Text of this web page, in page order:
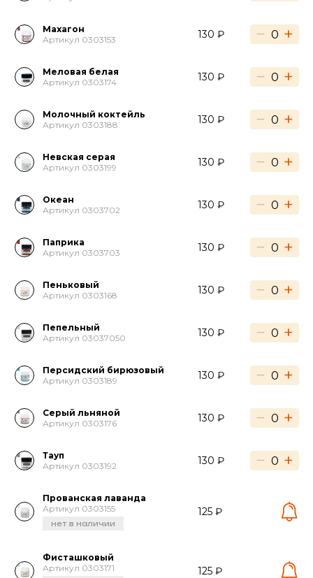
Махагон
Артикул 0303153
130 ₽ − +
Меловая белая
Артикул 0303174
130 ₽ − +
Молочный коктейль
Артикул 0303188
130 ₽ − +
Невская серая
Артикул 0303199
130 ₽ − +
Океан
Артикул 0303702
130 ₽ − +
Паприка
Артикул 0303703
130 ₽ − +
Пеньковый
Артикул 0303168
130 ₽ − +
Пепельный
Артикул 03037050
130 ₽ − +
Персидский бирюзовый
Артикул 0303189
130 ₽ − +
Серый льняной
Артикул 0303176
130 ₽ − +
Тауп
Артикул 0303192
130 ₽ − +
Прованская лаванда
Артикул 0303155
нет в наличии
125 ₽
Фисташковый
Артикул 0303171
125 ₽